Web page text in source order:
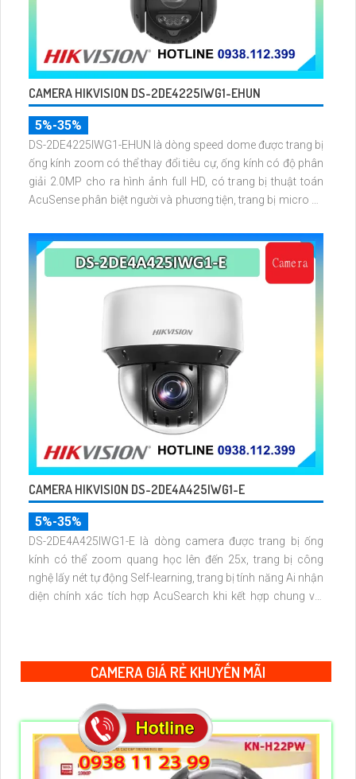
CAMERA HIKVISION DS-2DE4225IWG1-EHUN
5%-35%
DS-2DE4225IWG1-EHUN là dòng speed dome được trang bị
ống kính zoom có thể thay đổi tiêu cự, ống kính có độ phân
giải 2.0MP cho ra hình ảnh full HD, có trang bị thuật toán
AcuSense phân biệt người và phương tiện, trang bị micro và
100m
CAMERA HIKVISION DS-2DE4A425IWG1-E
5%-35%
DS-2DE4A425IWG1-E là dòng camera được trang bị ống
kính có thể zoom quang học lên đến 25x, trang bị công
nghệ lấy nét tự động Self-learning, trang bị tính năng Ai nhận
diện chính xác tích hợp AcuSearch khi kết hợp chung với
CAMERA GIÁ RẺ KHUYẾN MÃI